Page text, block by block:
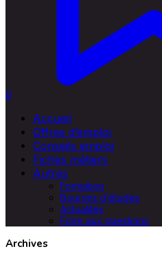
0
Accueil
Offres d’emploi
Conseils emploi
Fiches métiers
Autres
Formation
Bourses d’études
Actualités
Foire aux questions
Archives